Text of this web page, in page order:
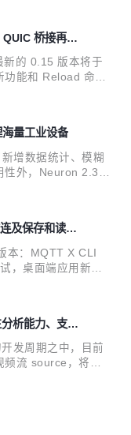
应用，支持读写
控模块 2.3 版本新
部的关键数据对外
控管理。 协议驱
桥接再升
新的 0.15 版本将于
功能和 Reload 命
本新增的 HOCON
。 配置热更新 如果
数而不影响已经连
NanoMQ 为纯 C
量工业设备
增数据统计、模糊
性外，Neuron 2.3.0
更强大的能力帮助
NeuronEX；访问
不再需要 7001 端
2.3.0 版本基于
及保存和读取
本：MQTT X CLI
，桌面端应用新增
版本的开发。新版
息进行格式转换；
些使用上的问题。
我们新增了一个配
的版本中，当我...
析能力、支持
发周期之中，目前
频流 source，将边
tfLite 函数，用户只